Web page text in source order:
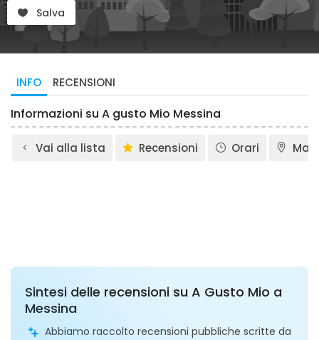
Salva
INFO RECENSIONI
Informazioni su A gusto Mio Messina
Vai alla lista Recensioni Orari
Sintesi delle recensioni su A Gusto Mio a
Messina
Abbiamo raccolto recensioni pubbliche scritte da